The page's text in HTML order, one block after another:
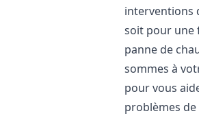
interventions
soit pour une
panne de
sommes à
pour vous
problèmes